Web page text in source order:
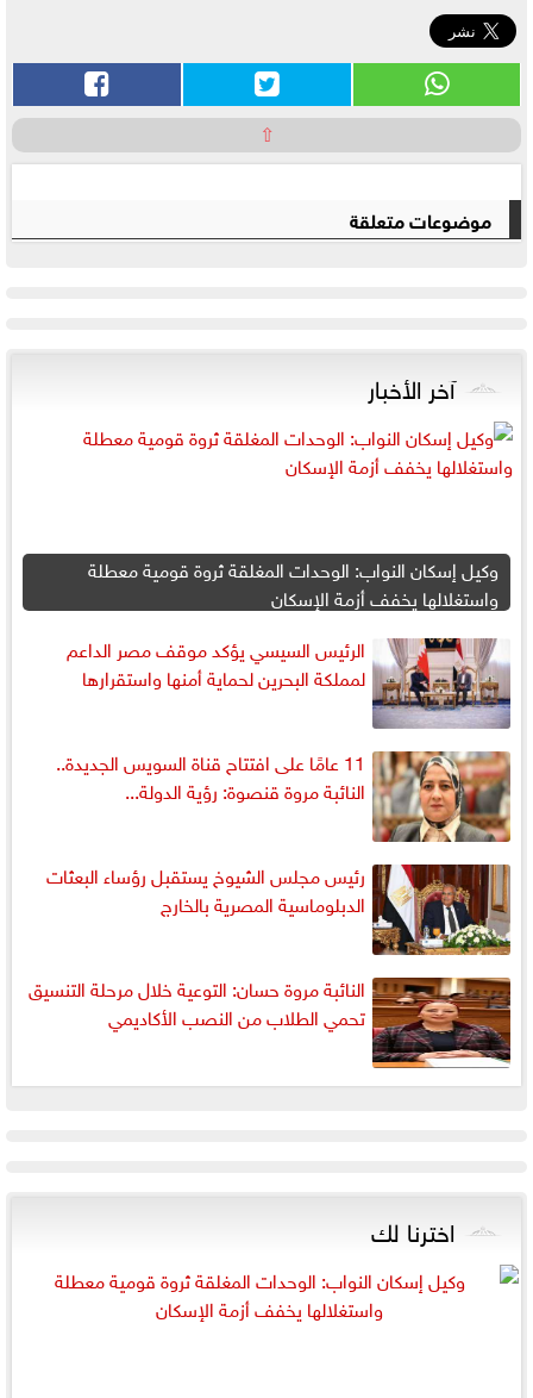
⇧
موضوعات متعلقة
آخر الأخبار
وكيل إسكان النواب: الوحدات المغلقة ثروة قومية معطلة
واستغلالها يخفف أزمة الإسكان
الرئيس السيسي يؤكد موقف مصر الداعم
لمملكة البحرين لحماية أمنها واستقرارها
11 عامًا على افتتاح قناة السويس الجديدة..
النائبة مروة قنصوة: رؤية الدولة...
رئيس مجلس الشيوخ يستقبل رؤساء البعثات
الدبلوماسية المصرية بالخارج
النائبة مروة حسان: التوعية خلال مرحلة التنسيق
تحمي الطلاب من النصب الأكاديمي
اخترنا لك